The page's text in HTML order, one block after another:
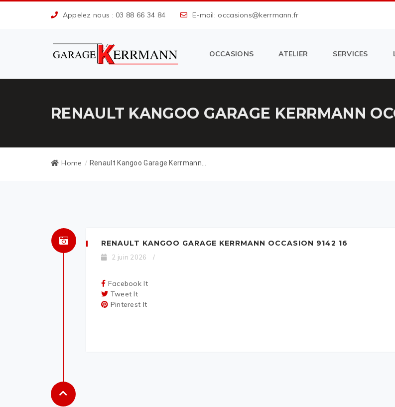
Appelez nous : 03 88 66 34 84 E-mail: occasions@kerrmann.fr
OCCASIONS ATELIER SERVICES
RENAULT KANGOO GARAGE KERRMANN
Home / Renault Kangoo Garage Kerrmann...
RENAULT KANGOO GARAGE KERRMANN OCCASION 9142 16
2 juin 2026 /
Facebook It
Tweet It
Pinterest It